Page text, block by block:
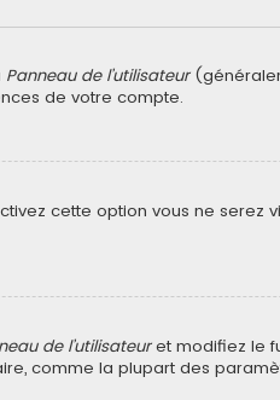
Panneau de l’utilisateur
de votre compte.
cette option vous ne serez
de l’utilisateuret modifiez le
comme la plupart des